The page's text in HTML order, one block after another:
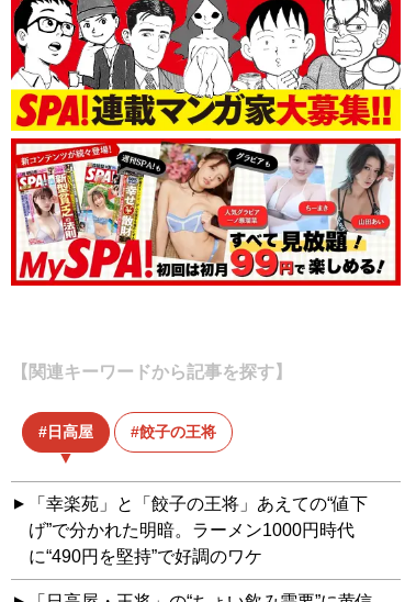
【関連キーワードから記事を探す】
日高屋 餃子の王将
「幸楽苑」と「餃子の王将」あえての“値下
げ”で分かれた明暗。ラーメン1000円時代
に“490円を堅持”で好調のワケ